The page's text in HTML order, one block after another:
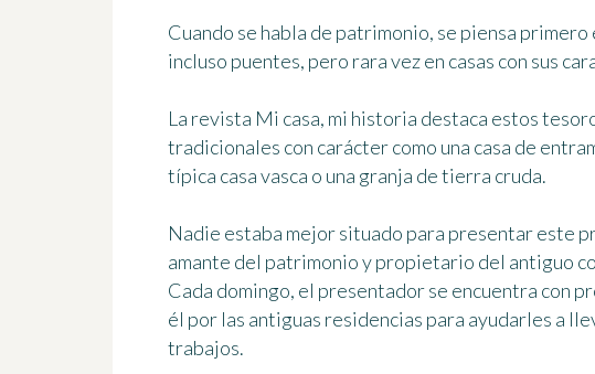
Cuando se habla de patrimonio, se piensa
incluso puentes, pero rara vez en casas con sus
La revista Mi casa, mi historia destaca estos
tradicionales con carácter como una casa de
típica casa vasca o una granja de tierra cruda.
Nadie estaba mejor situado para presentar este
amante del patrimonio y propietario del antiguo
Cada domingo, el presentador se encuentra con
él por las antiguas residencias para ayudarles a
trabajos.